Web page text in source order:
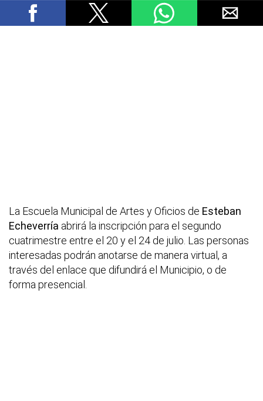
La Escuela Municipal de Artes y Oficios de Esteban
Echeverría abrirá la inscripción para el segundo
cuatrimestre entre el 20 y el 24 de julio. Las personas
interesadas podrán anotarse de manera virtual, a
través del enlace que difundirá el Municipio, o de
forma presencial.